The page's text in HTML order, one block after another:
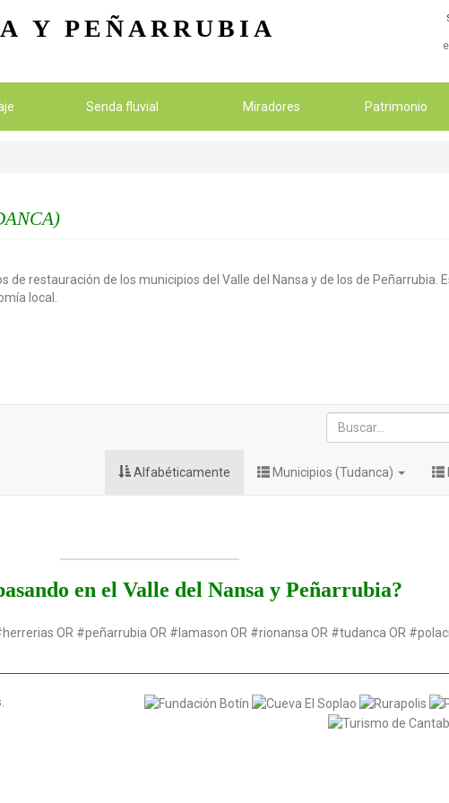
Y PEÑARRUBIA
Senda fluvial Miradores Patrimonio
de restauración de los municipios del Valle del Nansa y de los de Peñarrubia.
local.
Alfabéticamente Municipios (Tudanca)
en el Valle del Nansa y Peñarrubia?
OR #peñarrubia OR #lamason OR #rionansa OR #tudanca OR